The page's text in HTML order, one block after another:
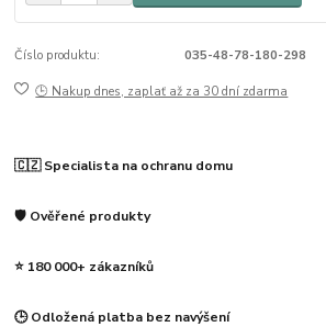
Číslo produktu: 035-48-78-180-298
🕒 Nakup dnes, zaplať až za 30 dní zdarma
🇨🇿 Specialista na ochranu domu
🛡️ Ověřené produkty
⭐ 180 000+ zákazníků
🕒 Odložená platba bez navýšení